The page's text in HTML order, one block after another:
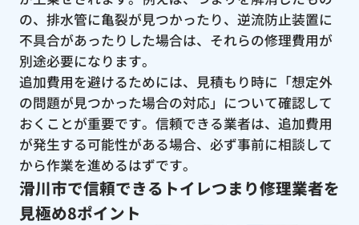
の、排水管に亀裂が見つかったり、逆流防止装置に
不具合があったりした場合は、それらの修理費用が
別途必要になります。
追加費用を避けるためには、見積もり時に「想定外
の問題が見つかった場合の対応」について確認して
おくことが重要です。信頼できる業者は、追加費用
が発生する可能性がある場合、必ず事前に相談して
から作業を進めるはずです。
滑川市で信頼できるトイレつまり修理業者を
見極め8ポイント